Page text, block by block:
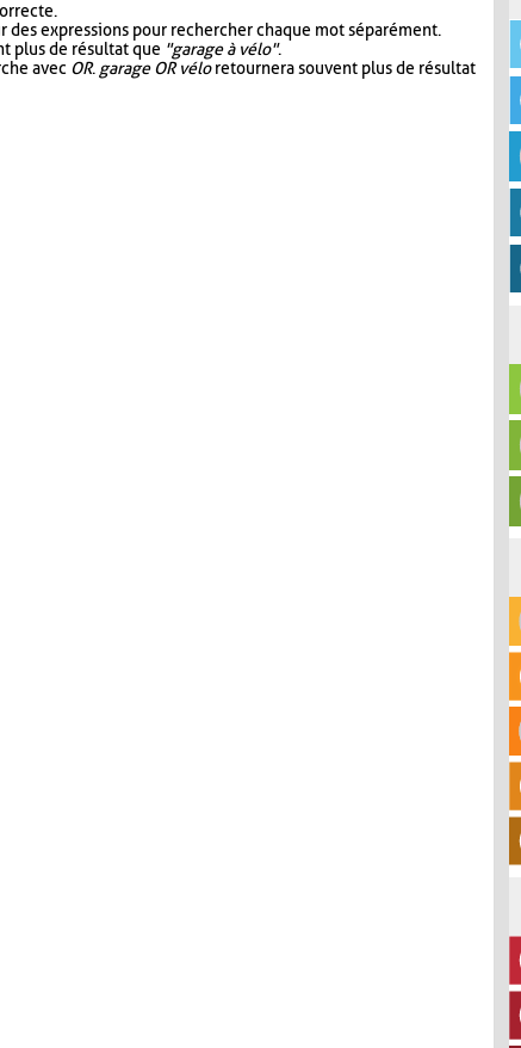
expressions pour rechercher chaque mot séparément.
plus de résultat que "garage à vélo".
avec OR. garage OR véloretournera souvent plus de résultat